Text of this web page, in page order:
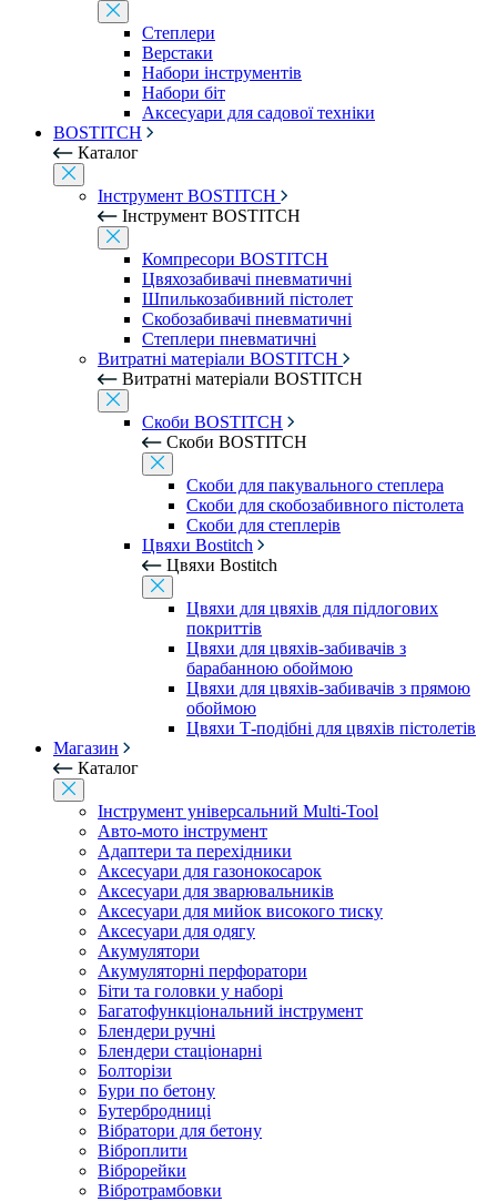
Степлери
Верстаки
Набори інструментів
Набори біт
Аксесуари для садової техніки
BOSTITCH
Каталог
Інструмент BOSTITCH
Інструмент BOSTITCH
Компресори BOSTITCH
Цвяхозабивачі пневматичні
Шпилькозабивний пістолет
Скобозабивачі пневматичні
Степлери пневматичні
Витратні матеріали BOSTITCH
Витратні матеріали BOSTITCH
Скоби BOSTITCH
Скоби BOSTITCH
Скоби для пакувального степлера
Скоби для скобозабивного пістолета
Скоби для степлерів
Цвяхи Bostitch
Цвяхи Bostitch
Цвяхи для цвяхів для підлогових
покриттів
Цвяхи для цвяхів-забивачів з
барабанною обоймою
Цвяхи для цвяхів-забивачів з прямою
обоймою
Цвяхи Т-подібні для цвяхів пістолетів
Магазин
Каталог
Інструмент універсальний Multi-Tool
Авто-мото інструмент
Адаптери та перехідники
Аксесуари для газонокосарок
Аксесуари для зварювальників
Аксесуари для мийок високого тиску
Аксесуари для одягу
Акумулятори
Акумуляторні перфоратори
Біти та головки у наборі
Багатофункціональний інструмент
Блендери ручні
Блендери стаціонарні
Болторізи
Бури по бетону
Бутербродниці
Вібратори для бетону
Віброплити
Віброрейки
Вібротрамбовки